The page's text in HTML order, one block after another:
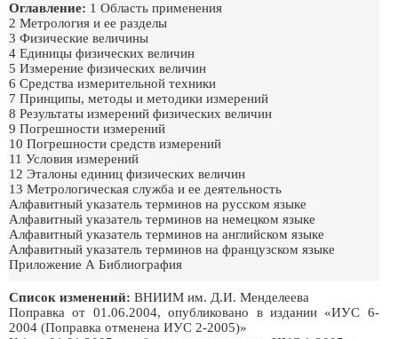
Оглавление: 1 Область применения
2 Метрология и ее разделы
3 Физические величины
4 Единицы физических величин
5 Измерение физических величин
6 Средства измерительной техники
7 Принципы, методы и методики измерений
8 Результаты измерений физических величин
9 Погрешности измерений
10 Погрешности средств измерений
11 Условия измерений
12 Эталоны единиц физических величин
13 Метрологическая служба и ее деятельность
Алфавитный указатель терминов на русском языке
Алфавитный указатель терминов на немецком языке
Алфавитный указатель терминов на английском языке
Алфавитный указатель терминов на французском языке
Приложение А Библиография
Список изменений: ВНИИМ им. Д.И. Менделеева
Поправка от 01.06.2004, опубликовано в издании «ИУС 6-
2004 (Поправка отменена ИУС 2-2005)»